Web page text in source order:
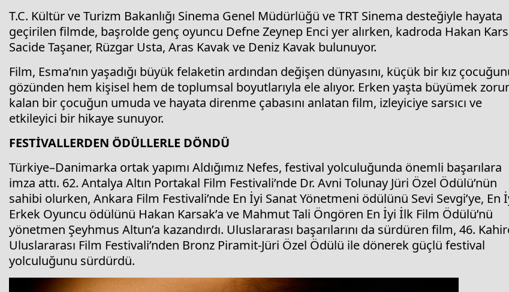
T.C. Kültür ve Turizm Bakanlığı Sinema Genel Müdürlüğü ve TRT Sinema desteğiyle hayata
geçirilen filmde, başrolde genç oyuncu Defne Zeynep Enci yer alırken, kadroda Hakan
Sacide Taşaner, Rüzgar Usta, Aras Kavak ve Deniz Kavak bulunuyor.
Film, Esma’nın yaşadığı büyük felaketin ardından değişen dünyasını, küçük bir kız
gözünden hem kişisel hem de toplumsal boyutlarıyla ele alıyor. Erken yaşta büyümek
kalan bir çocuğun umuda ve hayata direnme çabasını anlatan film, izleyiciye sarsıcı ve
etkileyici bir hikaye sunuyor.
FESTİVALLERDEN ÖDÜLLERLE DÖNDÜ
Türkiye–Danimarka ortak yapımı Aldığımız Nefes, festival yolculuğunda önemli başarılara
imza attı. 62. Antalya Altın Portakal Film Festivali’nde Dr. Avni Tolunay Jüri Özel Ödülü’nün
sahibi olurken, Ankara Film Festivali’nde En İyi Sanat Yönetmeni ödülünü Sevi Sevgi’ye, En
Erkek Oyuncu ödülünü Hakan Karsak’a ve Mahmut Tali Öngören En İyi İlk Film Ödülü’nü
yönetmen Şeyhmus Altun’a kazandırdı. Uluslararası başarılarını da sürdüren film, 46.
Uluslararası Film Festivali’nden Bronz Piramit-Jüri Özel Ödülü ile dönerek güçlü festival
yolculuğunu sürdürdü.